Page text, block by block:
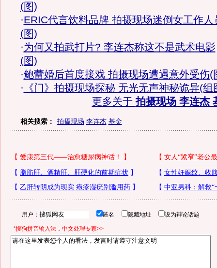
(图)
·ERIC代言饮料品牌 拍摄现场迷倒女工作人
(图)
·为何又拍武打片? 李连杰称这不是武术电影
(图)
·鲍蕾婚后首度接戏 拍摄现场遭遇意外受伤(
· 《门》拍摄现场探秘 无光无声神秘诡异(组
更多关于拍摄现场 李连杰
相关搜索： 拍摄现场 李连杰 基金
用户： 匿名 隐藏地址 设为辩论话题
*搜狗拼音输入法，中文处理专家>>